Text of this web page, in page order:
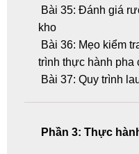
Bài 35: Đánh giá
kho
Bài 36: Mẹo kiểm
trình thực hành pha
Bài 37: Quy trình
Phần 3: Thực